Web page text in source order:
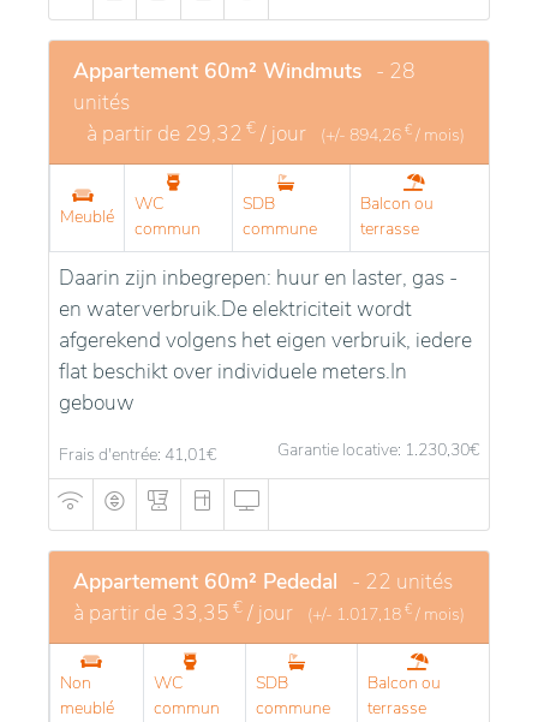
Appartement 60m² Windmuts - 28
unités
à partir de 29,32 € / jour (+/- 894,26 € / mois)
Meublé
WC
commun
SDB
commune
Balcon ou
terrasse
Daarin zijn inbegrepen: huur en laster, gas -
en waterverbruik.De elektriciteit wordt
afgerekend volgens het eigen verbruik, iedere
flat beschikt over individuele meters.In
gebouw
Frais d'entrée: 41,01€ Garantie locative: 1.230,30€
Appartement 60m² Pededal - 22 unités
à partir de 33,35 € / jour (+/- 1.017,18 € / mois)
Non
meublé
WC
commun
SDB
commune
Balcon ou
terrasse